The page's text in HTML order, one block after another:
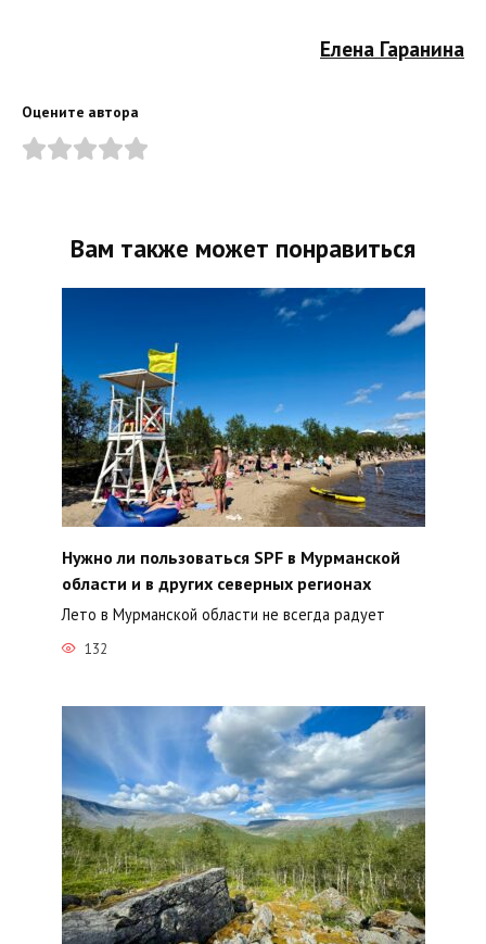
Елена Гаранина
Оцените автора
Вам также может понравиться
Нужно ли пользоваться SPF в Мурманской
области и в других северных регионах
Лето в Мурманской области не всегда радует
132